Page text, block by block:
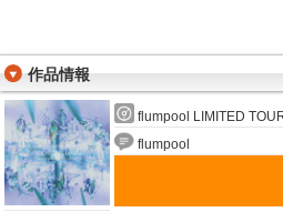
作品情報
flumpool LIMITED
flumpool